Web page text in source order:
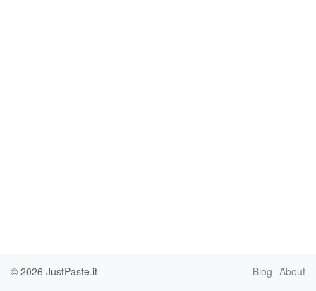
© 2026 JustPaste.it Blog About